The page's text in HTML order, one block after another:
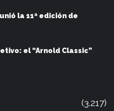
la 11ª edición de
el “Arnold Classic”
(3.217)